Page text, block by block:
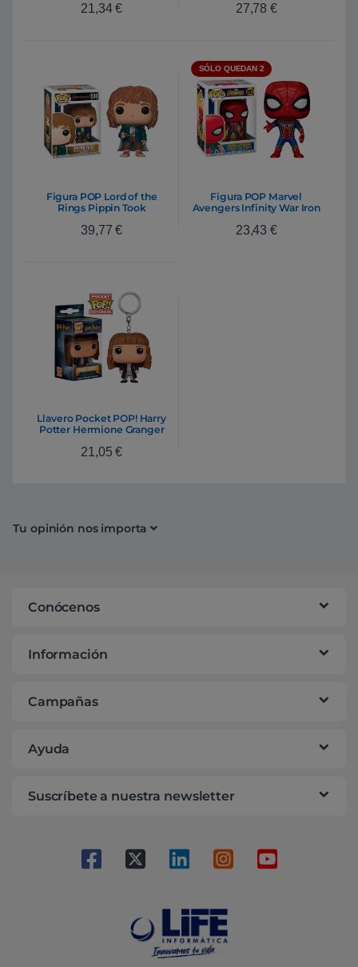
21,34€ 27,78 €
Figura POP Lord of the
Rings Pippin Took
39,77€
SÓLO QUEDAN 2
Figura POP Marvel
Avengers Infinity War Iron
23,43 €
Llavero Pocket POP! Harry
Potter Hermione Granger
21,05€
Tu opinión nos importa
Conócenos
Información
Campañas
Ayuda
Suscríbete a nuestra newsletter